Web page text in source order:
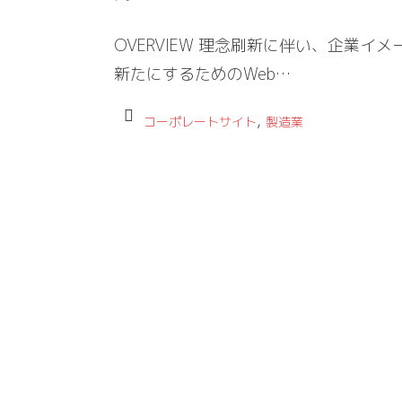
OVERVIEW 理念刷新に伴い、企業イメ
新たにするためのWeb…
コーポレートサイト, 製造業